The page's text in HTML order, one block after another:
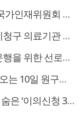
성장엔진·AI 분야 패키지 지원
대전 65곳 충남 31곳
위한 선로관리
원구성 다시 돌입
제한’…황운하는 30일 추진